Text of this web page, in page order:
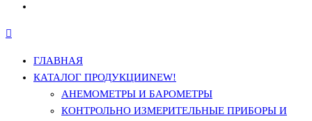
ГЛАВНАЯ
КАТАЛОГ ПРОДУКЦИИNEW!
АНЕМОМЕТРЫ И БАРОМЕТРЫ
КОНТРОЛЬНО ИЗМЕРИТЕЛЬНЫЕ ПРИБОРЫ И